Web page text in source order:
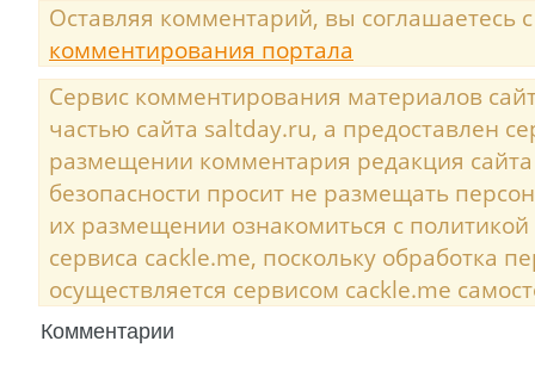
Оставляя комментарий, вы соглашаетесь
комментирования портала
Сервис комментирования материалов
частью сайта saltday.ru, а предоставлен
размещении комментария редакция
безопасности просит не размещать
их размещении ознакомиться с
сервиса cackle.me, поскольку обработка
осуществляется сервисом cackle.me
Комментарии